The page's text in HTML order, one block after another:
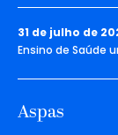
31 de julho de
Ensino de Saúde
Aspas